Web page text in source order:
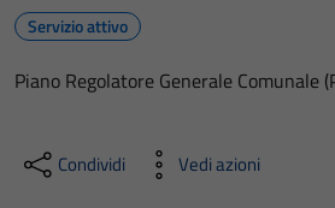
Servizio attivo
Piano Regolatore Generale Comunale
Condividi Vedi azioni